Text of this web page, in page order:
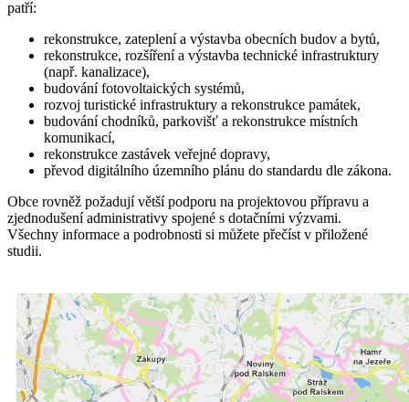
patří:
rekonstrukce, zateplení a výstavba obecních budov a bytů,
rekonstrukce, rozšíření a výstavba technické infrastruktury
(např. kanalizace),
budování fotovoltaických systémů,
rozvoj turistické infrastruktury a rekonstrukce památek,
budování chodníků, parkovišť a rekonstrukce místních
komunikací,
rekonstrukce zastávek veřejné dopravy,
převod digitálního územního plánu do standardu dle zákona.
Obce rovněž požadují větší podporu na projektovou přípravu a
zjednodušení administrativy spojené s dotačními výzvami.
Všechny informace a podrobnosti si můžete přečíst v přiložené
studii.